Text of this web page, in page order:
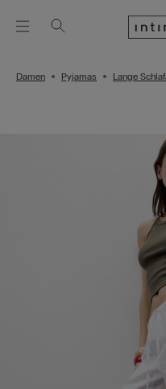
Damen Pyjamas Lange